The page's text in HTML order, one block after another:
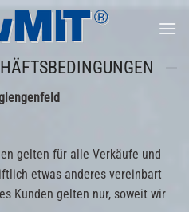
gelten für alle Verkäufe und
etwas anderes vereinbart
Kunden gelten nur, soweit wir